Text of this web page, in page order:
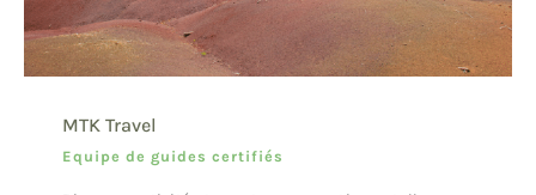
MTK Travel
Equipe de guides certifiés